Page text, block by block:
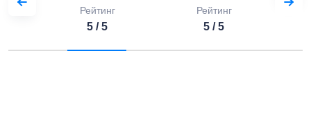
Пн-Пт с 7:00 до 21:00
Сб-Вс с 8:00 до 20:00
Рейтинг
5 / 5
Рейтинг
5 / 5